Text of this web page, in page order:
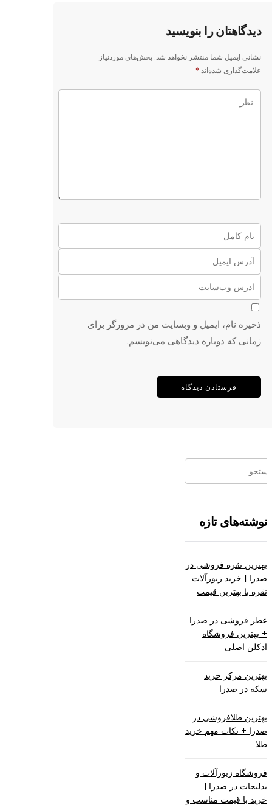
دیدگاهتان را بنویسید
نشانی ایمیل شما منتشر نخواهد شد.بخش‌های موردنیاز
علامت‌گذاری شده‌اند*
ذخیره نام، ایمیل و وبسایت من در مرورگر برای
زمانی که دوباره دیدگاهی می‌نویسم.
نوشته‌های تازه
بهترین نقره فروشی در
صدرا | خرید زیورآلات
نقره با بهترین قیمت
عطر فروشی در صدرا
+ بهترین فروشگاه
ادکلن اصلی
بهترین مرکز خرید
سکه در صدرا
بهترین طلافروشی در
صدرا + نکات مهم خرید
طلا
فروشگاه زیورآلات و
بدلیجات در صدرا |
خرید با قیمت مناسب و